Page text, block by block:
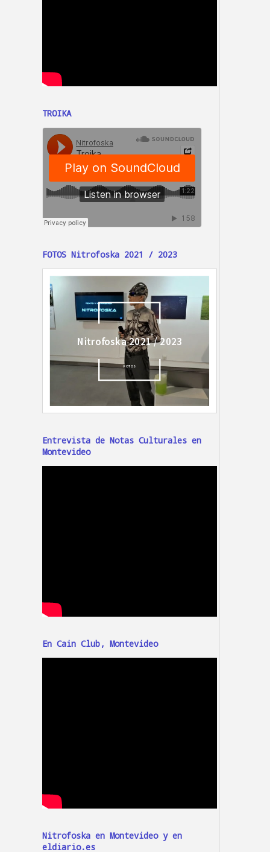
TROIKA
FOTOS Nitrofoska 2021 / 2023
Entrevista de Notas Culturales en
Montevideo
En Cain Club, Montevideo
Nitrofoska en Montevideo y en
eldiario.es